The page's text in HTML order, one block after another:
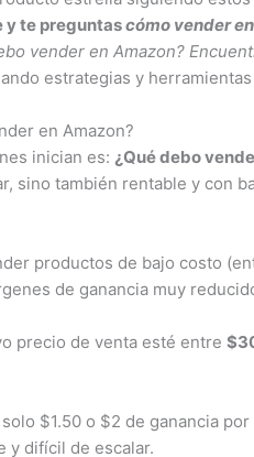
y te preguntascómo vender
vender en Amazon?
estrategias y
en Amazon?
inician es: ¿Qué debo
sino también rentable y con
productos de bajo costo
de ganancia muy
precio de venta esté entre
$1.50 o $2 de ganancia
y difícil de escalar.